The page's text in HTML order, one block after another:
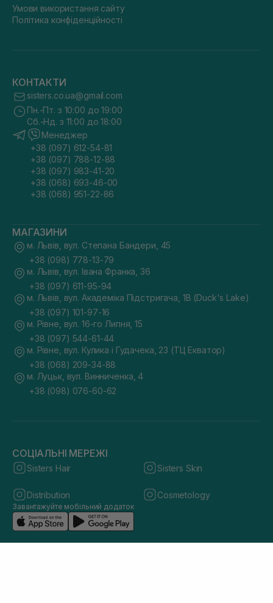
Умови використання сайту
Політика конфіденційності
КОНТАКТИ
sisters.co.ua@gmail.com
Пн.-Пт. з 10:00 до 19:00
Сб.-Нд. з 11:00 до 18:00
Менеджер
+38 (097) 612-54-81
+38 (097) 788-12-88
+38 (097) 983-41-20
+38 (068) 693-46-00
+38 (068) 951-22-86
МАГАЗИНИ
м. Львів, вул. Степана Бандери, 45
+38 (098) 778-13-79
м. Львів, вул. Івана Франка, 36
+38 (097) 611-95-94
м. Львів, вул. Академіка Підстригача, 1В (Duck's Lake)
+38 (097) 101-97-16
м. Рівне, вул. 16-го Липня, 15
+38 (097) 544-61-44
м. Рівне, вул. Кулика і Гудачека, 23 (ТЦ Екватор)
+38 (068) 209-34-88
м. Луцьк, вул. Винниченка, 4
+38 (098) 076-60-62
СОЦІАЛЬНІ МЕРЕЖІ
Sisters Hair Sisters Skin
Distribution Cosmetology
Завантажуйте мобільний додаток